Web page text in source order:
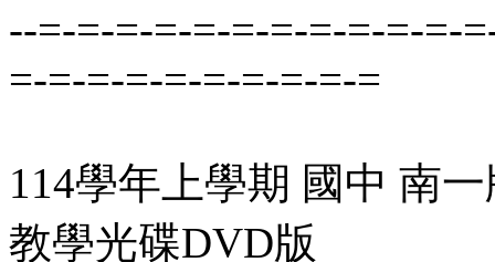
--=-=-=-=-=-=-=-=-=-=-=-
=-=-=-=-=-=-=-=-=-=
114學年上學期 國中 南
教學光碟DVD版